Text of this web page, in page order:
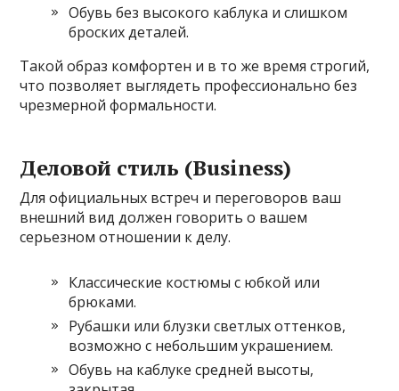
Обувь без высокого каблука и слишком
броских деталей.
Такой образ комфортен и в то же время строгий,
что позволяет выглядеть профессионально без
чрезмерной формальности.
Деловой стиль (Business)
Для официальных встреч и переговоров ваш
внешний вид должен говорить о вашем
серьезном отношении к делу.
Классические костюмы с юбкой или
брюками.
Рубашки или блузки светлых оттенков,
возможно с небольшим украшением.
Обувь на каблуке средней высоты,